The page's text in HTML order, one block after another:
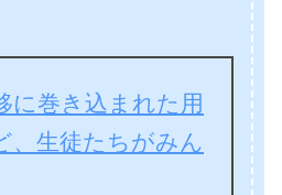
に巻き込まれた用
、生徒たちがみん